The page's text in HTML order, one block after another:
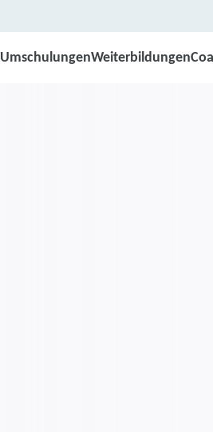
UmschulungenWeiterbildungen